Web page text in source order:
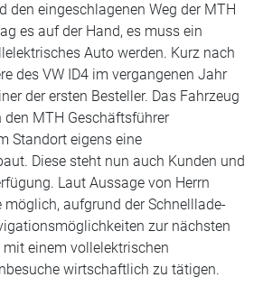
den eingeschlagenen Weg der MTH
es auf der Hand, es muss ein
Auto werden. Kurz nach
des VW ID4 im vergangenen Jahr
der ersten Besteller. Das Fahrzeug
MTH Geschäftsführer
Standort eigens eine
Diese steht nun auch Kunden und
Laut Aussage von Herrn
möglich, aufgrund der Schnelllade-
zur nächsten
einem vollelektrischen
wirtschaftlich zu tätigen.